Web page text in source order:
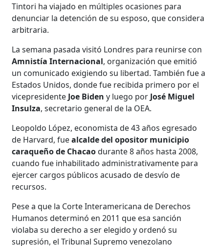
Tintori ha viajado en múltiples ocasiones para
denunciar la detención de su esposo, que considera
arbitraria.
La semana pasada visitó Londres para reunirse con
Amnistía Internacional, organización que emitió
un comunicado exigiendo su libertad. También fue a
Estados Unidos, donde fue recibida primero por el
vicepresidente Joe Biden y luego por José Miguel
Insulza, secretario general de la OEA.
Leopoldo López, economista de 43 años egresado
de Harvard, fuealcalde del opositor municipio
caraqueño de Chacaodurante 8 años hasta 2008,
cuando fue inhabilitado administrativamente para
ejercer cargos públicos acusado de desvío de
recursos.
Pese a que la Corte Interamericana de Derechos
Humanos determinó en 2011 que esa sanción
violaba su derecho a ser elegido y ordenó su
supresión, el Tribunal Supremo venezolano